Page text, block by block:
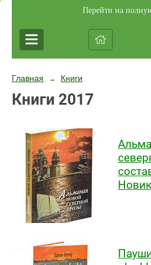
Перейти на
Главная → Книги
Книги 2017